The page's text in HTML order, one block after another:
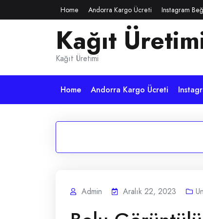
to
Home Andorra Kargo Ücreti Instagram
Kağıt
Kağıt Üretimi
Home Andorra Kargo Ücreti
Admin Aralık 22, 2023